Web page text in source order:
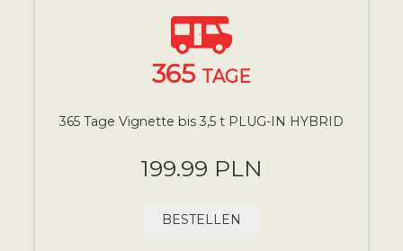
365 TAGE
365 Tage Vignette bis 3,5 t PLUG-IN HYBRID
199.99 PLN
BESTELLEN